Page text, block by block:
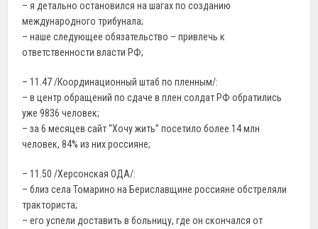
– я детально остановился на шагах по созданию
международного трибунала;
– наше следующее обязательство – привлечь к
ответственности власти РФ;
– 11.47 /Координационный штаб по пленным/:
– в центр обращений по сдаче в плен солдат РФ обратились
уже 9836 человек;
– за 6 месяцев сайт “Хочу жить” посетило более 14 млн
человек, 84% из них россияне;
– 11.50 /Херсонская ОДА/:
– близ села Томарино на Бериславщине россияне обстреляли
тракториста;
– его успели доставить в больницу, где он скончался от